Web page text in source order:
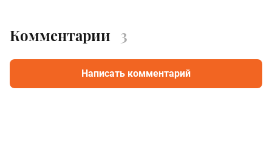
Комментарии 3
Написать комментарий